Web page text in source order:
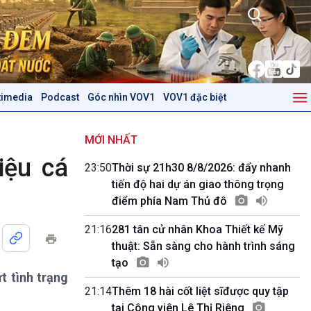
Podcast Góc nhìn VOV1 VOV1 đặc biệt
Trước giờ mở cửa
Dòng chảy Kinh tế
Tuyên chiến với gian lận
thương mại
Mùa vàng
Biển đảo Việt Nam
Tâm tình biên giới và hải
Tìm hiểu biển, đảo Việt
Nam
Podcast
Góc nhìn VOV1
Bình luận
cá
tình trạng
MỚI NHẤT
23:50Thời sự 21h30 8/8/2026: đẩy nhanh
tiến độ hai dự án giao thông trọng
điểm phía Nam Thủ đô
21:16281 tân cử nhân Khoa Thiết kế Mỹ
thuật: Sẵn sàng cho hành trình sáng
tạo
21:14Thêm 18 hài cốt liệt sĩđược quy tập
tại Công viên Lê Thị Riêng